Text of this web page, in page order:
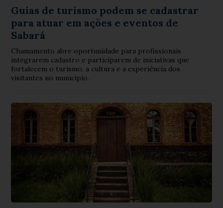
Guias de turismo podem se cadastrar
para atuar em ações e eventos de
Sabará
Chamamento abre oportunidade para profissionais
integrarem cadastro e participarem de iniciativas que
fortalecem o turismo, a cultura e a experiência dos
visitantes no município.